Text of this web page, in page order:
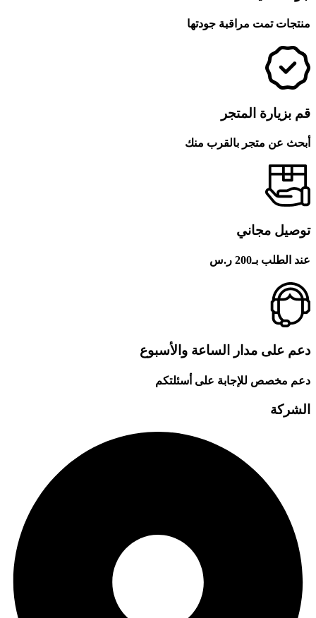
منتجات تمت مراقبة جودتها
قم بزيارة المتجر
أبحث عن متجر بالقرب منك
توصيل مجاني
عند الطلب بـ200 ر.س
دعم على مدار الساعة والأسبوع
دعم مخصص للإجابة على أسئلتكم
الشركة